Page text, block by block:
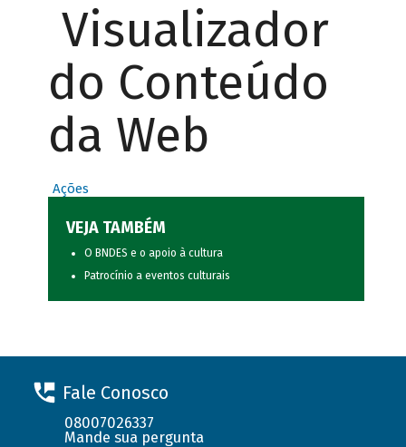
Visualizador
do Conteúdo
da Web
Ações
VEJA TAMBÉM
O BNDES e o apoio à cultura
Patrocínio a eventos culturais
Fale Conosco
08007026337
Mande sua pergunta